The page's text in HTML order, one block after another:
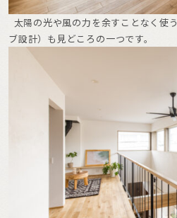
太陽の光や風の力を余すことなく使
ブ設計）も見どころの一つです。